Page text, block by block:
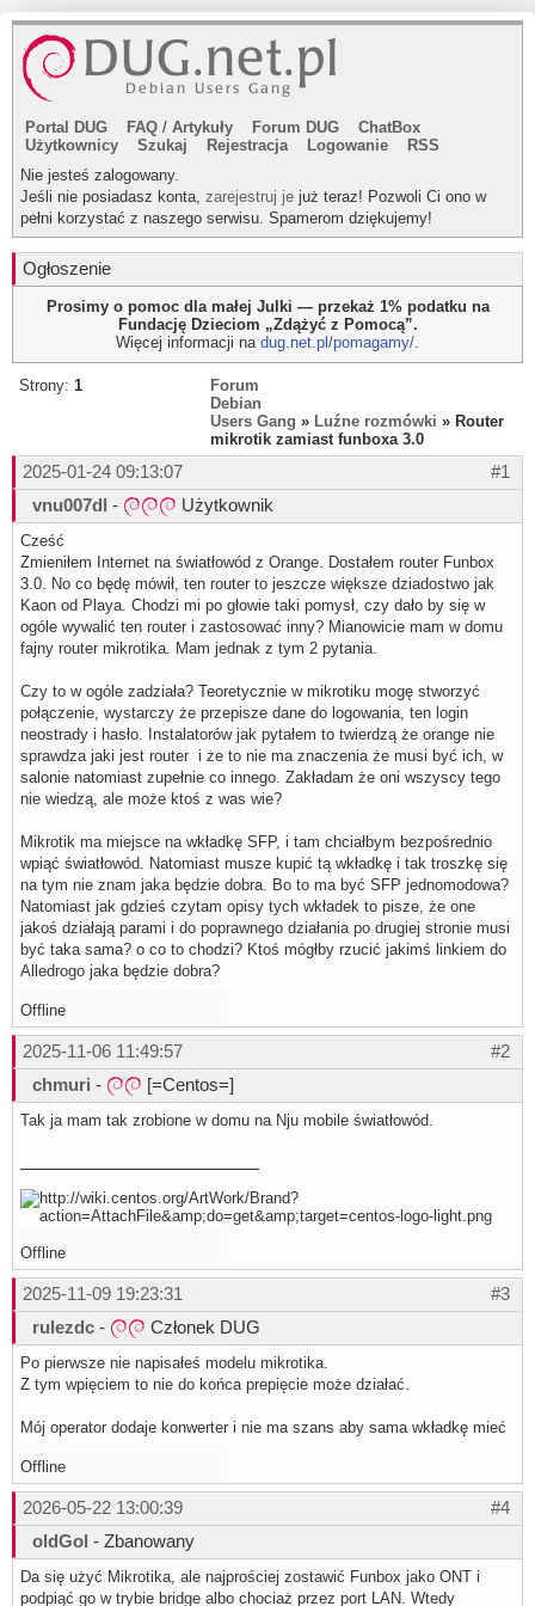
Portal DUG FAQ / Artykuły Forum DUG
ChatBox
Użytkownicy
Szukaj Rejestracja Logowanie
RSS
Nie jesteś zalogowany.
Jeśli nie posiadasz konta, zarejestruj je już teraz! Pozwoli Ci ono w
pełni korzystać z naszego serwisu. Spamerom dziękujemy!
Ogłoszenie
Prosimy o pomoc dla małej Julki — przekaż 1% podatku na
Fundację Dzieciom „Zdążyć z Pomocą”.
Więcej informacji na dug.net.pl/pomagamy/.
Strony: 1
Forum
Debian
Users Gang » Luźne rozmówki » Router
mikrotik zamiast funboxa 3.0
#1
2025-01-24 09:13:07
vnu007dl - Użytkownik
Cześć
Zmieniłem Internet na światłowód z Orange. Dostałem router Funbox
3.0. No co będę mówił, ten router to jeszcze większe dziadostwo jak
Kaon od Playa. Chodzi mi po głowie taki pomysł, czy dało by się w
ogóle wywalić ten router i zastosować inny? Mianowicie mam w domu
fajny router mikrotika. Mam jednak z tym 2 pytania.
Czy to w ogóle zadziała? Teoretycznie w mikrotiku mogę stworzyć
połączenie, wystarczy że przepisze dane do logowania, ten login
neostrady i hasło. Instalatorów jak pytałem to twierdzą że orange nie
sprawdza jaki jest router i że to nie ma znaczenia że musi być ich, w
salonie natomiast zupełnie co innego. Zakładam że oni wszyscy tego
nie wiedzą, ale może ktoś z was wie?
Mikrotik ma miejsce na wkładkę SFP, i tam chciałbym bezpośrednio
wpiąć światłowód. Natomiast musze kupić tą wkładkę i tak troszkę się
na tym nie znam jaka będzie dobra. Bo to ma być SFP jednomodowa?
Natomiast jak gdzieś czytam opisy tych wkładek to pisze, że one
jakoś działają parami i do poprawnego działania po drugiej stronie musi
być taka sama? o co to chodzi? Ktoś mógłby rzucić jakimś linkiem do
Alledrogo jaka będzie dobra?
Offline
#2
2025-11-06 11:49:57
chmuri - [=Centos=]
Tak ja mam tak zrobione w domu na Nju mobile światłowód.
Offline
#3
2025-11-09 19:23:31
rulezdc - Członek DUG
Po pierwsze nie napisałeś modelu mikrotika.
Z tym wpięciem to nie do końca prepięcie może działać.
Mój operator dodaje konwerter i nie ma szans aby sama wkładkę mieć
Offline
#4
2026-05-22 13:00:39
oldGol - Zbanowany
Da się użyć Mikrotika, ale najprościej zostawić Funbox jako ONT i
podpiąć go w trybie bridge albo chociaż przez port LAN. Wtedy